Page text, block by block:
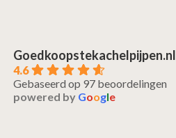
Goedkoopstekachelpijpen.nl
4.6
Gebaseerd op 97 beoordelingen
powered by Google